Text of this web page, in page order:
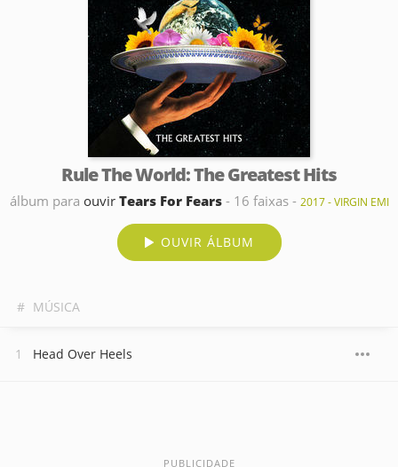
Rule The World: The Greatest Hits
álbum para ouvir Tears For Fears- 16 faixas - 2017 - VIRGIN EMI
OUVIR ÁLBUM
# MÚSICA
Head Over Heels